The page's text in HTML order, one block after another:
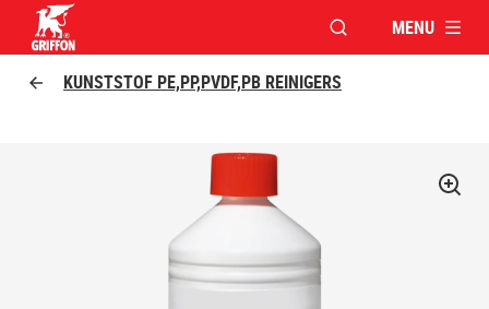
VENSTER OPENEN
MENU
KUNSTSTOF PE,PP,PVDF,PB REINIGERS